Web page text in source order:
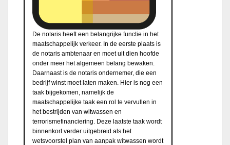
De notaris heeft een belangrijke functie in het
maatschappelijk verkeer. In de eerste plaats is
de notaris ambtenaar en moet uit dien hoofde
onder meer het algemeen belang bewaken.
Daarnaast is de notaris ondernemer, die een
bedrijf winst moet laten maken. Hier is nog een
taak bijgekomen, namelijk de
maatschappelijke taak een rol te vervullen in
het bestrijden van witwassen en
terrorismefinanciering. Deze laatste taak wordt
binnenkort verder uitgebreid als het
wetsvoorstel plan van aanpak witwassen wordt